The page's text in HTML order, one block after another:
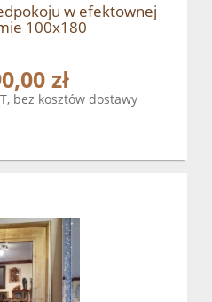
w efektownej
100x180
zł
bez kosztów dostawy